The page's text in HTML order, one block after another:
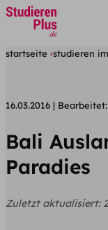
startseite studieren
16.03.2016 Bearbeitet:
Bali
Paradies
Zuletzt aktualisiert: